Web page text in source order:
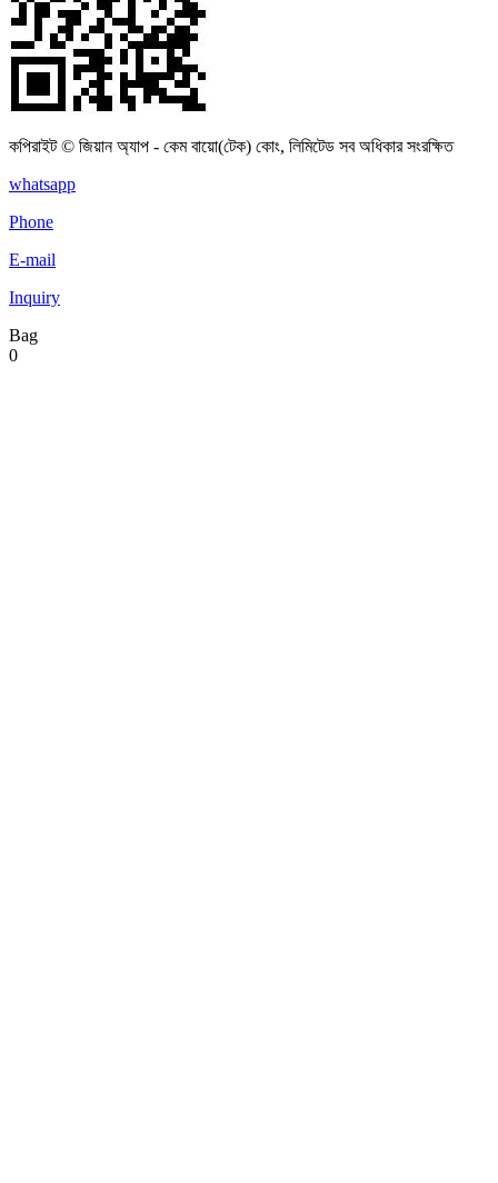
কপিরাইট © জিয়ান অ্যাপ - কেম বায়ো(টেক) কোং, লিমিটেড সব অধিকার সংরক্ষিত
whatsapp
Phone
E-mail
Inquiry
Bag
0